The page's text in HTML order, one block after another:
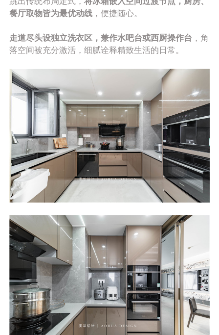
餐厅取物皆为最优动线 ，便捷随心。
走道尽头设独立洗衣区，兼作水吧台或西厨操作台 ，角
落空间被充分激活，细腻诠释精致生活的日常。